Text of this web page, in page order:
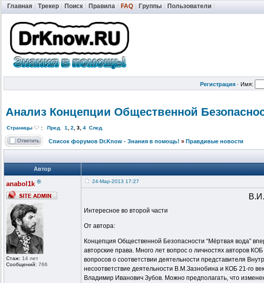
Главная Трекер Поиск Правила FAQ Группы Пользователи
Регистрация · Имя:
Анализ Концепции Общественной
Страницы : Пред. 1, 2, 3, 4 След.
Список форумов Dr.Know - Знания в помощь! » Правдивые новости
Автор
anabol1k ®
Стаж: 14 лет
Сообщений: 766
24-Мар-2013 17:27
Интересное во второй части
От автора:
Концепция Общественной Безопасности “Мёртвая вода”
авторские права. Много лет вопрос о личностях авторов
вопросов о соответствии деятельности представителя
несоответствие деятельности В.М.Зазнобина и КОБ 21-го
Владимир Иванович Зубов. Можно предполагать, что